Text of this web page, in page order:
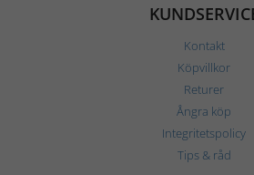
Kontakt
Köpvillkor
Returer
Ångra köp
Integritetspolicy
Tips & råd